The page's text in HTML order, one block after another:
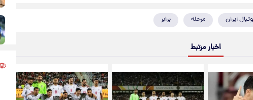
ایران مرحله برابر
اخبار مرتبط